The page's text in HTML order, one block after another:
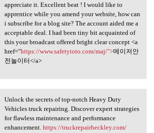
appreciate it. Excellent beat ! I would like to
apprentice while you amend your website, how can
i subscribe for a blog site? The account aided me a
acceptable deal. I had been tiny bit acquainted of
this your broadcast offered bright clear concept <a
href="https://www.safetytoto.com/maj/">메이저안
전놀이터</a>
the secrets of top
Unlock the secrets of top-notch Heavy Duty
Vehicles truck repairing. Discover expert strategies
for flawless maintenance and performance
enhancement. https://truckrepairbeckley.com/